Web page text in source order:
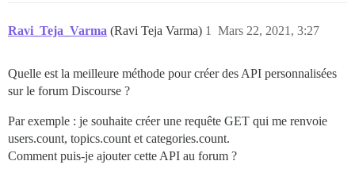
Ravi_Teja_Varma (Ravi Teja Varma) Mars 22, 2021, 3:27
1
Quelle est la meilleure méthode pour créer des API personnalisées
sur le forum Discourse ?
Par exemple : je souhaite créer une requête GET qui me renvoie
users.count, topics.count et categories.count.
Comment puis-je ajouter cette API au forum ?